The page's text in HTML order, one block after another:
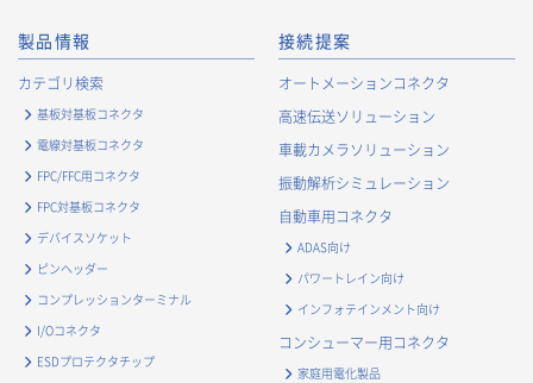
製品情報
カテゴリ検索
基板対基板コネクタ
電線対基板コネクタ
FPC/FFC用コネクタ
FPC対基板コネクタ
デバイスソケット
ピンヘッダー
コンプレッションターミナル
I/Oコネクタ
ESDプロテクタチップ
接続提案
オートメーションコネクタ
高速伝送ソリューション
車載カメラソリューション
振動解析シミュレーション
自動車用コネクタ
ADAS向け
パワートレイン向け
インフォテインメント向け
コンシューマー用コネクタ
家庭用電化製品